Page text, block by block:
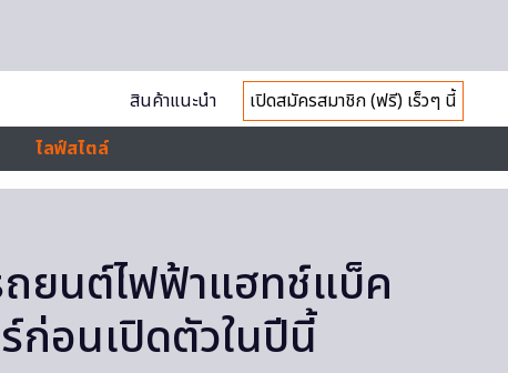
สินค้าแนะนำ
เปิดสมัครสมาชิก (ฟรี) เร็วๆ นี้
ไลฟ์สไตล์
ยนต์ไฟฟ้าแฮทช์แบ็ค
ก่อนเปิดตัวในปีนี้